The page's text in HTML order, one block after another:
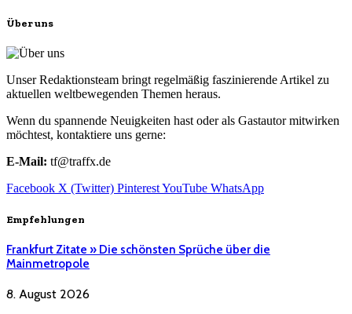
Über uns
Unser Redaktionsteam bringt regelmäßig faszinierende Artikel zu
aktuellen weltbewegenden Themen heraus.
Wenn du spannende Neuigkeiten hast oder als Gastautor mitwirken
möchtest, kontaktiere uns gerne:
E-Mail: tf@traffx.de
Facebook X (Twitter) PinterestYouTube WhatsApp
Empfehlungen
Frankfurt Zitate » Die schönsten Sprüche über die
Mainmetropole
8. August 2026